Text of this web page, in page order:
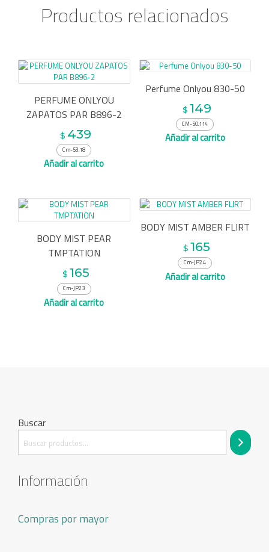
Productos relacionados
PERFUME ONLYOU
ZAPATOS PAR B896-2
$ 439
Cm-53.18
Añadir al carrito
Perfume Onlyou 830-50
$ 149
CM-50.114
Añadir al carrito
BODY MIST PEAR
TMPTATION
$ 165
Cm-JP2.3
Añadir al carrito
BODY MIST AMBER FLIRT
$ 165
Cm-JP2.4
Añadir al carrito
Buscar
Información
Compras por mayor